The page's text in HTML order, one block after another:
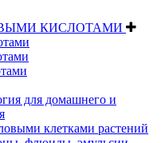
КИСЛОТАМИ
для домашнего и
клетками растений